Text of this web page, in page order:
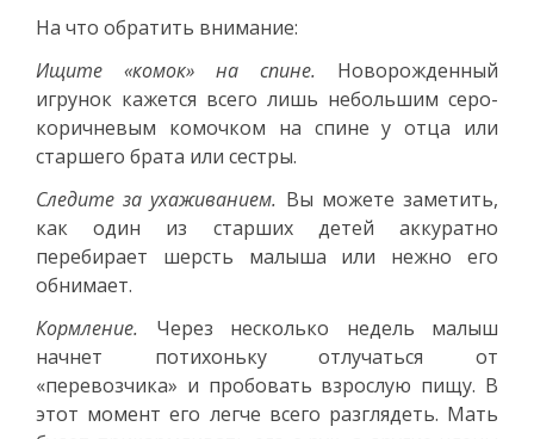
На что обратить внимание:
Ищите «комок» на спине. Новорожденный
игрунок кажется всего лишь небольшим серо-
коричневым комочком на спине у отца или
старшего брата или сестры.
Следите за ухаживанием. Вы можете заметить,
как один из старших детей аккуратно
перебирает шерсть малыша или нежно его
обнимает.
Кормление. Через несколько недель малыш
начнет потихоньку отлучаться от
«перевозчика» и пробовать взрослую пищу. В
этот момент его легче всего разглядеть. Мать